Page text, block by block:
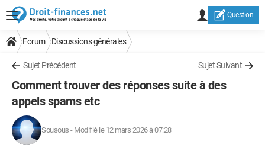
Question
Forum Discussions générales
Sujet Précédent Sujet Suivant
Comment trouver des réponses suite à des
appels spams etc
Sousous - Modifié le 12 mars 2026 à 07:28